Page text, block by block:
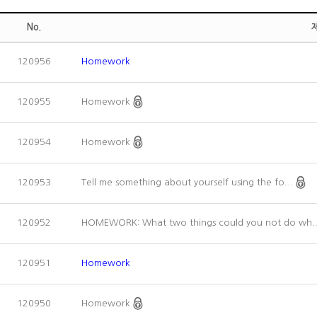
No.
120956 Homework
120955 Homework
120954 Homework
120953 Tell me something about yourself using the fo...
120952 HOMEWORK: What two things could you not do
120951 Homework
120950 Homework